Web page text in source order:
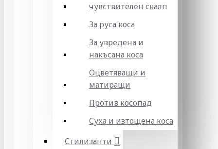
чувствителен скалп
За руса коса
За увредена и
накъсана коса
Оцветяващи и
матиращи
Против косопад
Суха и изтощена коса
Стилизанти